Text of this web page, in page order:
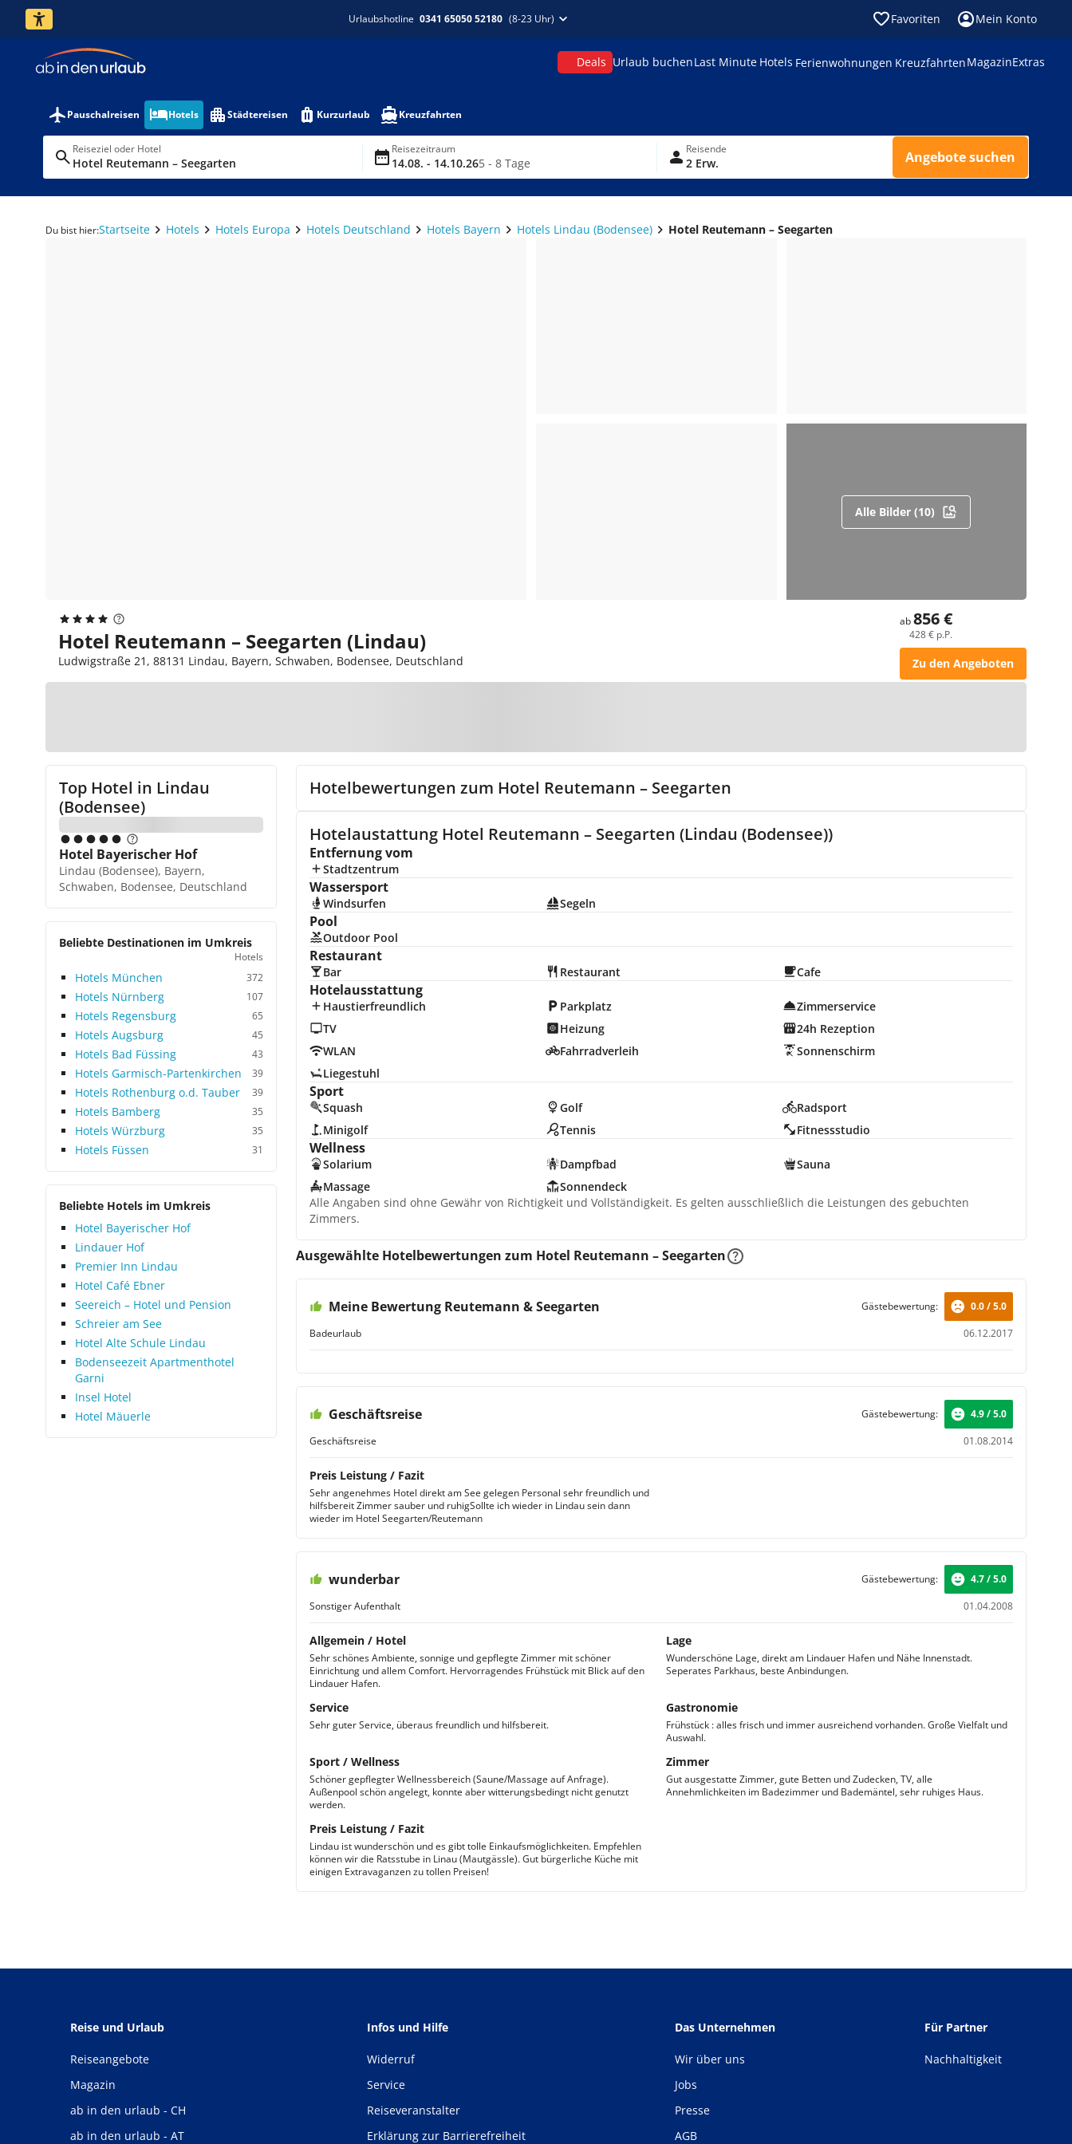
Urlaubshotline 0341 65050 52180 (8-23 Uhr) Favoriten Mein Konto
Deals Urlaub buchenLast Minute Hotels Ferienwohnungen KreuzfahrtenMagazinExtras
Pauschalreisen Hotels Städtereisen Kurzurlaub Kreuzfahrten
Reiseziel oder Hotel
Hotel Reutemann – Seegarten
Reisezeitraum
14.08. - 14.10.265 - 8 Tage
Reisende
2 Erw. Angebote suchen
Du bist hier:Startseite Hotels Hotels Europa Hotels Deutschland Hotels Bayern Hotels Lindau (Bodensee) Hotel Reutemann – Seegarten
Alle Bilder (10)
Hotel Reutemann – Seegarten (Lindau)
Ludwigstraße 21, 88131 Lindau, Bayern, Schwaben, Bodensee, Deutschland
ab856 €
428 € p.P.
Zu den Angeboten
Top Hotel in Lindau
(Bodensee)
Hotel Bayerischer Hof
Lindau (Bodensee), Bayern,
Schwaben, Bodensee, Deutschland
Beliebte Destinationen im Umkreis
Hotels
Hotels München 372
Hotels Nürnberg 107
Hotels Regensburg 65
Hotels Augsburg 45
Hotels Bad Füssing 43
Hotels Garmisch-Partenkirchen 39
Hotels Rothenburg o.d. Tauber 39
Hotels Bamberg 35
Hotels Würzburg 35
Hotels Füssen 31
Beliebte Hotels im Umkreis
Hotel Bayerischer Hof
Lindauer Hof
Premier Inn Lindau
Hotel Café Ebner
Seereich – Hotel und Pension
Schreier am See
Hotel Alte Schule Lindau
Bodenseezeit Apartmenthotel
Garni
Insel Hotel
Hotel Mäuerle
Hotelbewertungen zum Hotel Reutemann – Seegarten
Hotelaustattung Hotel Reutemann – Seegarten (Lindau (Bodensee))
Entfernung vom
Stadtzentrum
Wassersport
Windsurfen Segeln
Pool
Outdoor Pool
Restaurant
Bar Restaurant Cafe
Hotelausstattung
Haustierfreundlich Parkplatz
Zimmerservice
TV
Heizung
24h Rezeption
WLAN
Fahrradverleih
Sonnenschirm
Liegestuhl
Sport
Squash Golf
Radsport
Minigolf
Tennis Fitnessstudio
Wellness
Solarium Dampfbad
Sauna
Massage
Sonnendeck
Alle Angaben sind ohne Gewähr von Richtigkeit und Vollständigkeit. Es gelten ausschließlich die Leistungen des gebuchten
Zimmers.
Ausgewählte Hotelbewertungen zum Hotel Reutemann – Seegarten
Meine Bewertung Reutemann & Seegarten
Badeurlaub 06.12.2017
Gästebewertung: 0.0 / 5.0
Geschäftsreise
Geschäftsreise 01.08.2014
Gästebewertung: 4.9 / 5.0
Preis Leistung / Fazit
Sehr angenehmes Hotel direkt am See gelegen Personal sehr freundlich und
hilfsbereit Zimmer sauber und ruhigSollte ich wieder in Lindau sein dann
wieder im Hotel Seegarten/Reutemann
wunderbar
Sonstiger Aufenthalt 01.04.2008
Gästebewertung: 4.7 / 5.0
Allgemein / Hotel
Sehr schönes Ambiente, sonnige und gepflegte Zimmer mit schöner
Einrichtung und allem Comfort. Hervorragendes Frühstück mit Blick auf den
Lindauer Hafen.
Lage
Wunderschöne Lage, direkt am Lindauer Hafen und Nähe Innenstadt.
Seperates Parkhaus, beste Anbindungen.
Service
Sehr guter Service, überaus freundlich und hilfsbereit.
Gastronomie
Frühstück : alles frisch und immer ausreichend vorhanden. Große Vielfalt und
Auswahl.
Sport / Wellness
Schöner gepflegter Wellnessbereich (Saune/Massage auf Anfrage).
Außenpool schön angelegt, konnte aber witterungsbedingt nicht genutzt
werden.
Zimmer
Gut ausgestatte Zimmer, gute Betten und Zudecken, TV, alle
Annehmlichkeiten im Badezimmer und Bademäntel, sehr ruhiges Haus.
Preis Leistung / Fazit
Lindau ist wunderschön und es gibt tolle Einkaufsmöglichkeiten. Empfehlen
können wir die Ratsstube in Linau (Mautgässle). Gut bürgerliche Küche mit
einigen Extravaganzen zu tollen Preisen!
Reise und Urlaub
Reiseangebote
Magazin
ab in den urlaub - CH
ab in den urlaub - AT
Infos und Hilfe
Widerruf
Service
Reiseveranstalter
Erklärung zur Barrierefreiheit
Das Unternehmen
Wir über uns
Jobs
Presse
AGB
Für Partner
Nachhaltigkeit